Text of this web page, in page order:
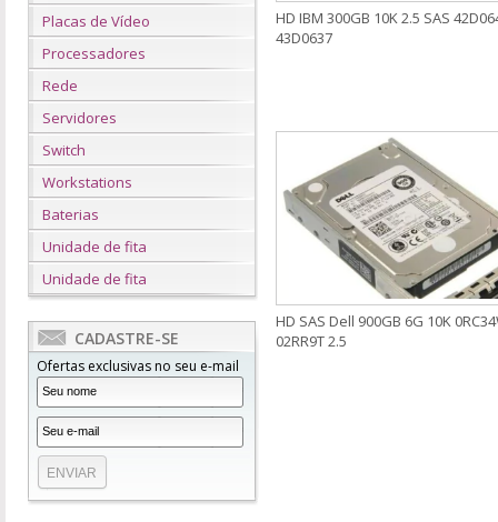
Placas de Vídeo
Processadores
Rede
Servidores
Switch
Workstations
Baterias
Unidade de fita
Unidade de fita
CADASTRE-SE
Ofertas exclusivas no seu e-mail
HD IBM 300GB 10K 2.5 SAS
43D0637
HD SAS Dell 900GB 6G 10K
02RR9T 2.5